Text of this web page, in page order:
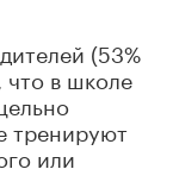
(53%
что в школе
тренируют
или